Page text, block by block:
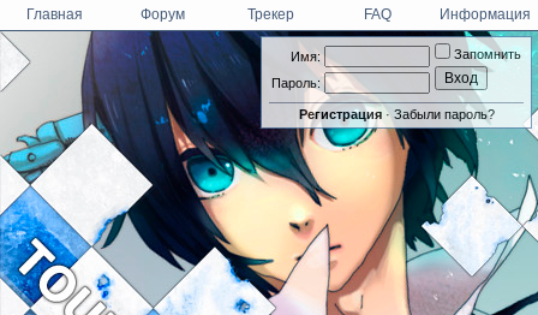
Имя:
Пароль:
Запомнить
Регистрация· Забыли пароль?
Главная Форум Трекер FAQ Информация